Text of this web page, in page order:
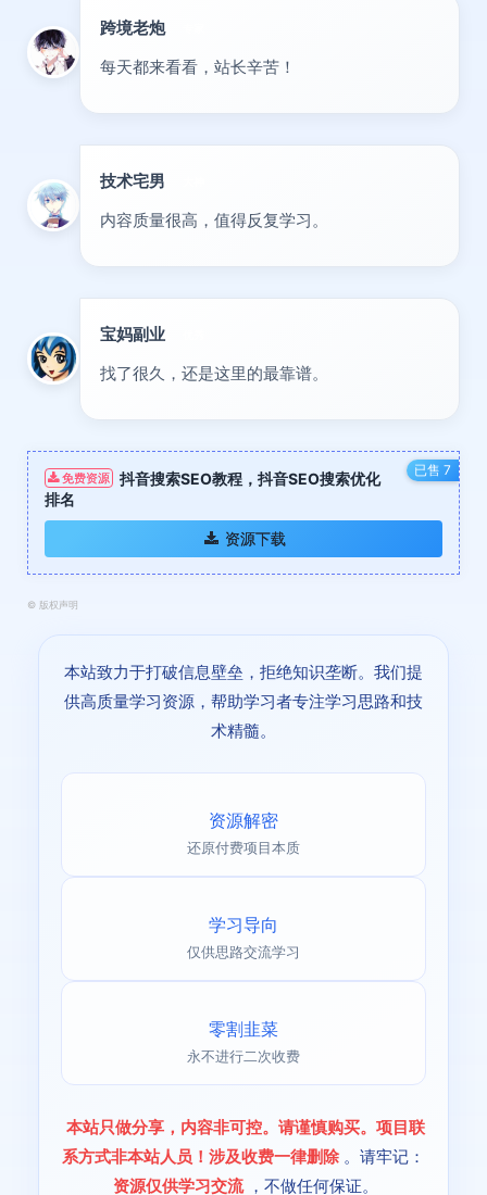
跨境老炮
每天都来看看，站长辛苦！
技术宅男
内容质量很高，值得反复学习。
宝妈副业
找了很久，还是这里的最靠谱。
已售 7
免费资源
抖音搜索SEO教程，抖音SEO搜索优化
排名
资源下载
© 版权声明
本站致力于打破信息壁垒，拒绝知识垄断。我们提
供高质量学习资源，帮助学习者专注学习思路和技
术精髓。
资源解密
还原付费项目本质
学习导向
仅供思路交流学习
零割韭菜
永不进行二次收费
本站只做分享，内容非可控。请谨慎购买。项目联
系方式非本站人员！涉及收费一律删除 。请牢记：
资源仅供学习交流 ，不做任何保证。